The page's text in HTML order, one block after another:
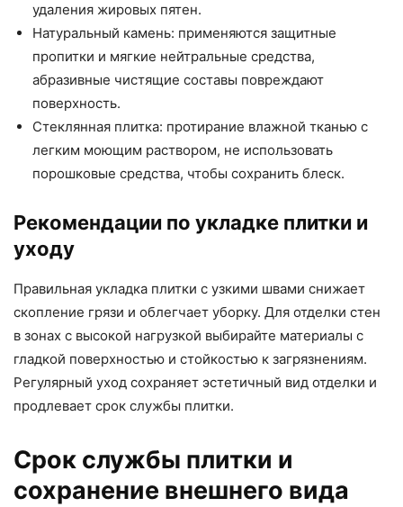
удаления жировых пятен.
Натуральный камень: применяются защитные
пропитки и мягкие нейтральные средства,
абразивные чистящие составы повреждают
поверхность.
Стеклянная плитка: протирание влажной тканью с
легким моющим раствором, не использовать
порошковые средства, чтобы сохранить блеск.
Рекомендации по укладке плитки и
уходу
Правильная укладка плитки с узкими швами снижает
скопление грязи и облегчает уборку. Для отделки стен
в зонах с высокой нагрузкой выбирайте материалы с
гладкой поверхностью и стойкостью к загрязнениям.
Регулярный уход сохраняет эстетичный вид отделки и
продлевает срок службы плитки.
Срок службы плитки и
сохранение внешнего вида